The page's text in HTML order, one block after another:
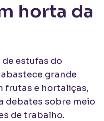
horta da
estufas do
grande
frutas e hortaliças,
debates sobre meio
de trabalho.